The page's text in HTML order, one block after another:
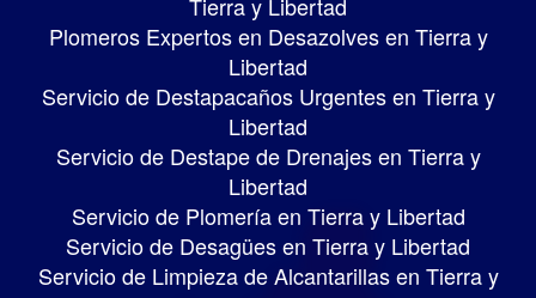
Tierra y Libertad
Plomeros Expertos en Desazolves en Tierra y
Libertad
Servicio de Destapacaños Urgentes en Tierra y
Libertad
Servicio de Destape de Drenajes en Tierra y
Libertad
Servicio de Plomería en Tierra y Libertad
Servicio de Desagües en Tierra y Libertad
Servicio de Limpieza de Alcantarillas en Tierra y